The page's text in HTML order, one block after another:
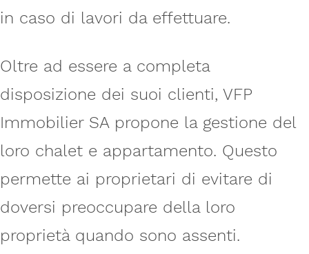
in caso di lavori da effettuare.
Oltre ad essere a completa
disposizione dei suoi clienti, VFP
Immobilier SA propone la gestione del
loro chalet e appartamento. Questo
permette ai proprietari di evitare di
doversi preoccupare della loro
proprietà quando sono assenti.